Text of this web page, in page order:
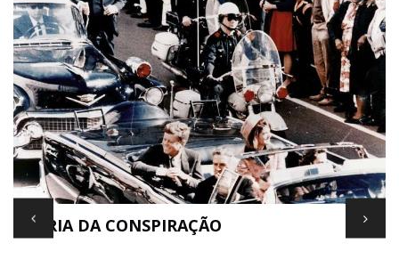
TEORIA DA CONSPIRAÇÃO